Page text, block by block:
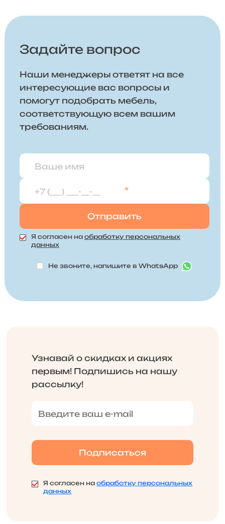
Задайте вопрос
Наши менеджеры ответят на все
интересующие вас вопросы и
помогут подобрать мебель,
соответствующую всем вашим
требованиям.
*
Я согласен на обработку персональных
данных
Не звоните, напишите в WhatsApp
Узнавай о скидках и акциях
первым! Подпишись на нашу
рассылку!
Я согласен наобработку персональных
данных